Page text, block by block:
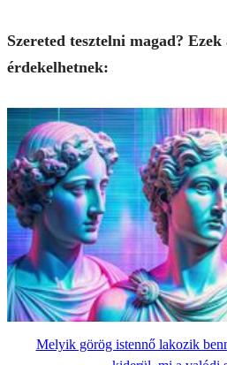
Szereted tesztelni magad?
érdekelhetnek:
Melyik görög istennő lakozik